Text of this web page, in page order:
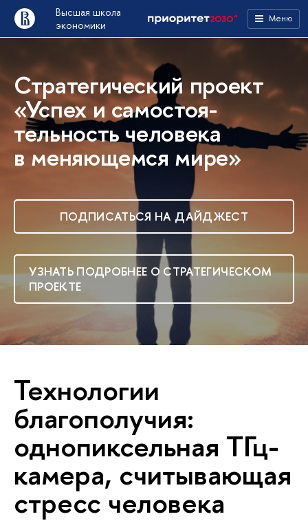
Высшая школа
экономики
Меню
Стратегический проект
«Успех и самостоя­
тельность человека
в меняю­щемся мире»
ПОДПИСАТЬСЯ НА ДАЙДЖЕСТ
УЗНАТЬ ПОДРОБНЕЕ О СТРАТЕГИЧЕСКОМ
ПРОЕКТЕ
Технологии
благополучия:
однопиксельная ТГц-
камера, считывающая
стресс человека